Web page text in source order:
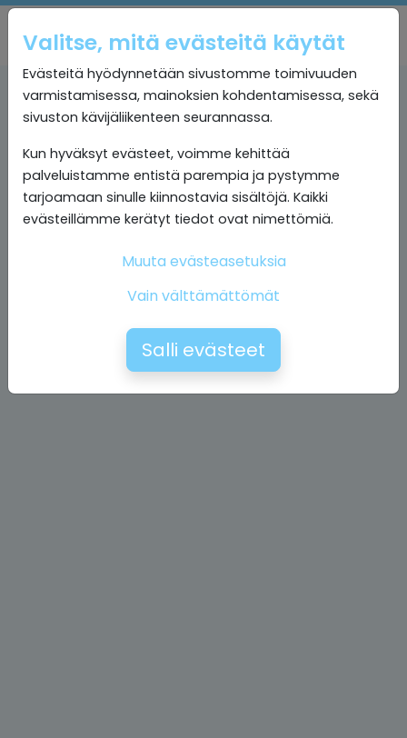
Valitse, mitä evästeitä käytät
Evästeitä hyödynnetään sivustomme toimivuuden
varmistamisessa, mainoksien kohdentamisessa, sekä
sivuston kävijäliikenteen seurannassa.
Kun hyväksyt evästeet, voimme kehittää
palveluistamme entistä parempia ja pystymme
tarjoamaan sinulle kiinnostavia sisältöjä. Kaikki
evästeillämme kerätyt tiedot ovat nimettömiä.
Muuta evästeasetuksia
Vain välttämättömät
Salli evästeet